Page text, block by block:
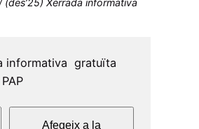
Xerrada informativa
informativa gratuïta
Afegeix a la